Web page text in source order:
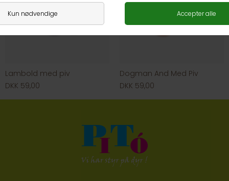
Lambold med piv
DKK 59,00
Dogman And Med Piv
DKK 59,00